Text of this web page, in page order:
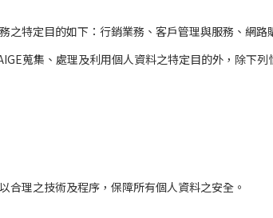
之特定目的如下：行銷業務、客戶管理與服務、網路
蒐集、處理及利用個人資料之特定目的外，除下
合理之技術及程序，保障所有個人資料之安全。